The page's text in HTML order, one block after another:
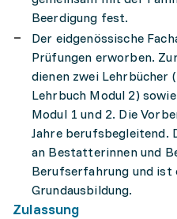
Beerdigung fest.
Der eidgenössische
Prüfungen erworben.
dienen zwei Lehrbücher
Lehrbuch Modul 2)
Modul 1 und 2. Die
Jahre berufsbegleitend.
an Bestatterinnen und
Berufserfahrung und ist
Grundausbildung.
Zulassung